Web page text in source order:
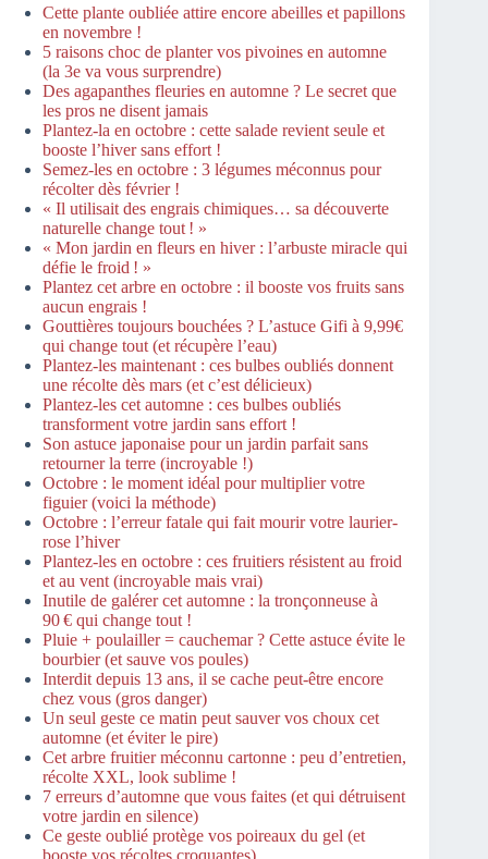
Cette plante oubliée attire encore abeilles et papillons
en novembre !
5 raisons choc de planter vos pivoines en automne
(la 3e va vous surprendre)
Des agapanthes fleuries en automne ? Le secret que
les pros ne disent jamais
Plantez-la en octobre : cette salade revient seule et
booste l’hiver sans effort !
Semez-les en octobre : 3 légumes méconnus pour
récolter dès février !
« Il utilisait des engrais chimiques… sa découverte
naturelle change tout ! »
« Mon jardin en fleurs en hiver : l’arbuste miracle qui
défie le froid ! »
Plantez cet arbre en octobre : il booste vos fruits sans
aucun engrais !
Gouttières toujours bouchées ? L’astuce Gifi à 9,99€
qui change tout (et récupère l’eau)
Plantez-les maintenant : ces bulbes oubliés donnent
une récolte dès mars (et c’est délicieux)
Plantez-les cet automne : ces bulbes oubliés
transforment votre jardin sans effort !
Son astuce japonaise pour un jardin parfait sans
retourner la terre (incroyable !)
Octobre : le moment idéal pour multiplier votre
figuier (voici la méthode)
Octobre : l’erreur fatale qui fait mourir votre laurier-
rose l’hiver
Plantez-les en octobre : ces fruitiers résistent au froid
et au vent (incroyable mais vrai)
Inutile de galérer cet automne : la tronçonneuse à
90 € qui change tout !
Pluie + poulailler = cauchemar ? Cette astuce évite le
bourbier (et sauve vos poules)
Interdit depuis 13 ans, il se cache peut-être encore
chez vous (gros danger)
Un seul geste ce matin peut sauver vos choux cet
automne (et éviter le pire)
Cet arbre fruitier méconnu cartonne : peu d’entretien,
récolte XXL, look sublime !
7 erreurs d’automne que vous faites (et qui détruisent
votre jardin en silence)
Ce geste oublié protège vos poireaux du gel (et